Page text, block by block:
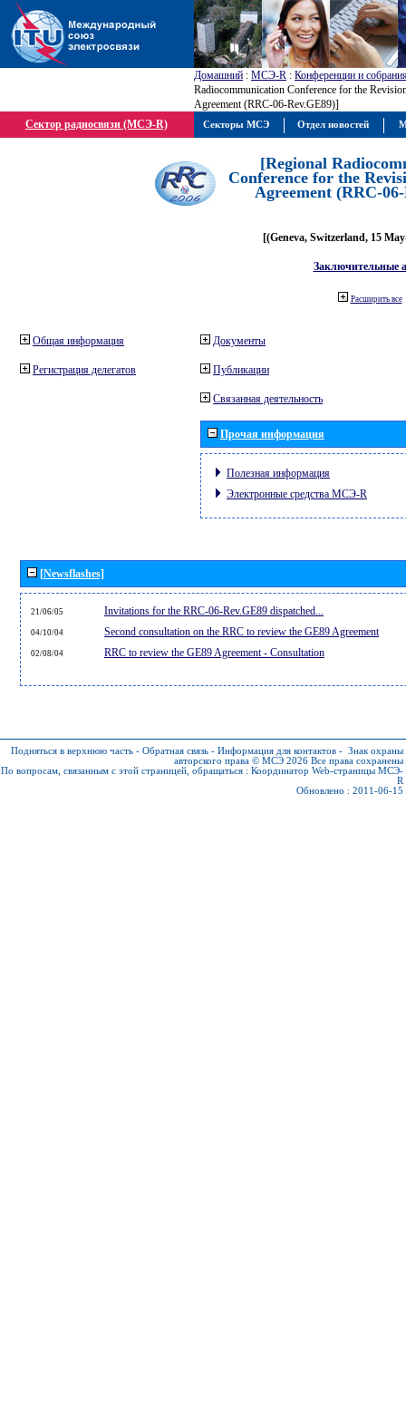
Домашний : МСЭ-R : Конференции и
Radiocommunication Conference for the
Agreement (RRC-06-Rev.GE89)]
Сектор радиосвязи (МСЭ-R)
[Regional
Conference for the
Agreement (RRC-
[(Geneva, Switzerland, 15
Заключительные
Расширить все
Общая информация
Регистрация делегатов
Документы
Публикации
Связанная деятельность
Прочая информация
Полезная информация
Электронные средства МСЭ-R
[Newsflashes]
21/06/05 Invitations for the RRC-06-Rev.GE89 dispatched...
04/10/04 Second consultation on the RRC to review the GE89 Agreement
02/08/04 RRC to review the GE89 Agreement - Consultation
Подняться в верхнюю часть - Обратная связь - Информация для контактов - Знак охраны
авторского права © МСЭ 2026 Все права сохранены
По вопросам, связанным с этой страницей, обращаться : Координатор Web-страницы МСЭ-
R
Обновлено : 2011-06-15
Секторы МСЭ Отдел новостей